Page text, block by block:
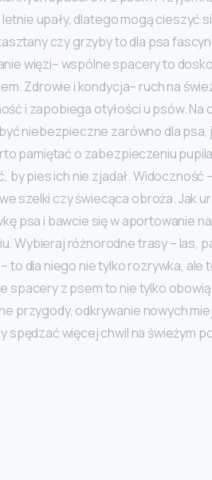
upały, dlatego mogą cieszyć
czy grzyby to dla psa
więzi– wspólne spacery to
Zdrowie i kondycja– ruch na
i zapobiega otyłości u psów. Na
niebezpieczne zarówno dla psa,
pamiętać o zabezpieczeniu
pies ich nie zjadał. Widoczność
szelki czy świecąca obroża. Jak
psa i bawcie się w aportowanie
Wybieraj różnorodne trasy – las,
to dla niego nie tylko rozrywka,
spacery z psem to nie tylko
przygody, odkrywanie nowych
więcej chwil na świeżym